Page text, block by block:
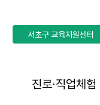
서초구교육지원센터
진로∙직업체험